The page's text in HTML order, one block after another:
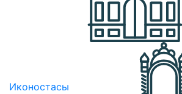
Иконостасы